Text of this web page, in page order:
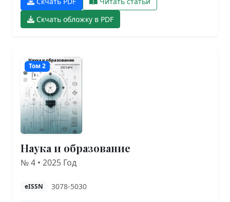
Скчать обложку в PDF
Том 2
Наука и образование
№ 4 • 2025 Год
eISSN 3078-5030